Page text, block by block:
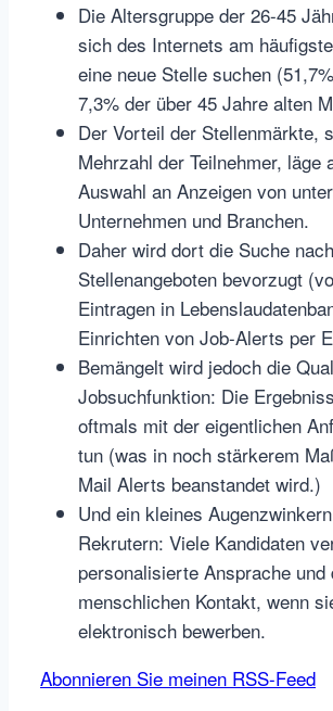
Die Altersgruppe der 26-45
sich des Internets am
eine neue Stelle suchen
7,3% der über 45 Jahre alten
Der Vorteil der Stellenmärkte,
Mehrzahl der Teilnehmer, läge
Auswahl an Anzeigen von
Unternehmen und Branchen.
Daher wird dort die Suche
Stellenangeboten bevorzugt
Eintragen in
Einrichten von Job-Alerts per
Bemängelt wird jedoch die
Jobsuchfunktion: Die
oftmals mit der eigentlichen
tun (was in noch stärkerem
Mail Alerts beanstandet wird.)
Und ein kleines
Rekrutern: Viele Kandidaten
personalisierte Ansprache und
menschlichen Kontakt, wenn
elektronisch bewerben.
Abonnieren Sie meinen RSS-Feed